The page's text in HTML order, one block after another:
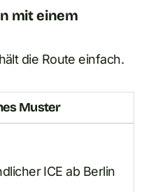
mit einem
die Route einfach.
Muster
ICE ab Berlin